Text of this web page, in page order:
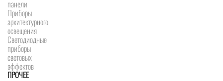
панели
Приборы
архитектурного
освещения
Светодиодные
приборы
световых
эффектов
ПРОЧЕЕ